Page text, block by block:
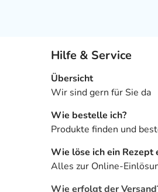
Hilfe & Service
Übersicht
Wir sind gern für Sie da
Wie bestelle ich?
Produkte finden und
Wie löse ich ein Rezept
Alles zur Online-
Wie erfolgt der